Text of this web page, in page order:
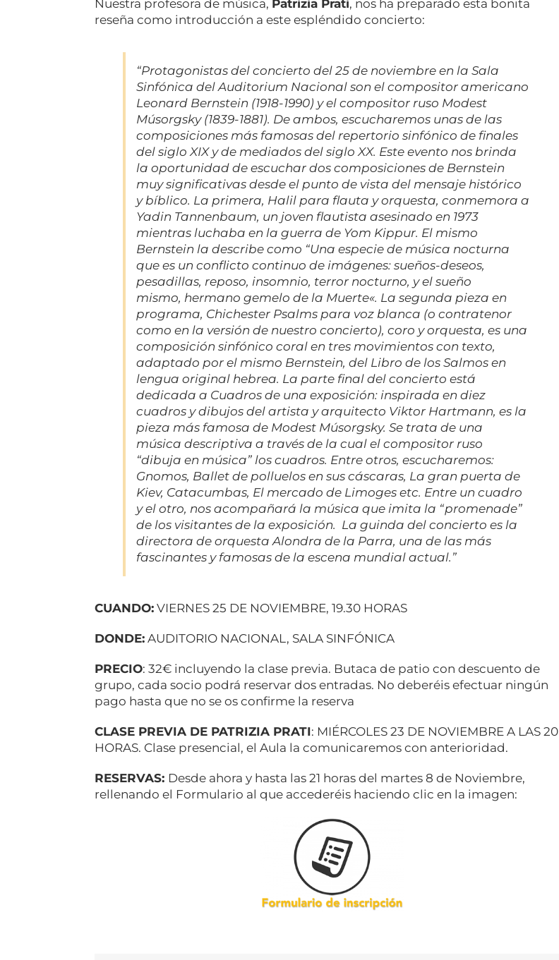
Nuestra profesora de música, Patrizia Prati, nos ha preparado esta bonita
reseña como introducción a este espléndido concierto:
“Protagonistas del concierto del 25 de noviembre en la Sala
Sinfónica del Auditorium Nacional son el compositor americano
Leonard Bernstein (1918-1990) y el compositor ruso Modest
Músorgsky (1839-1881). De ambos, escucharemos unas de las
composiciones más famosas del repertorio sinfónico de finales
del siglo XIX y de mediados del siglo XX. Este evento nos brinda
la oportunidad de escuchar dos composiciones de Bernstein
muy significativas desde el punto de vista del mensaje histórico
y bíblico. La primera, Halil para flauta y orquesta,conmemora a
Yadin Tannenbaum, un joven flautista asesinado en 1973
mientras luchaba en la guerra de Yom Kippur. El mismo
Bernstein la describe como “Una especie de música nocturna
que es un conflicto continuo de imágenes: sueños-deseos,
pesadillas, reposo, insomnio, terror nocturno, y el sueño
mismo, hermano gemelo de la Muerte«. La segunda pieza en
programa, Chichester Psalms para voz blanca (o contratenor
como en la versión de nuestro concierto), coro y orquesta, es una
composición sinfónico coral en tres movimientos con texto,
adaptado por el mismo Bernstein, del Libro de los Salmos en
lengua original hebrea. La parte final del concierto está
dedicada a Cuadros de una exposición: inspirada en diez
cuadros y dibujos del artista y arquitecto Viktor Hartmann, es la
pieza más famosa de Modest Músorgsky. Se trata de una
música descriptiva a través de la cual el compositor ruso
“dibuja en música” los cuadros. Entre otros, escucharemos:
Gnomos, Ballet de polluelos en sus cáscaras, La gran puerta de
Kiev, Catacumbas, El mercado de Limoges etc. Entre un cuadro
y el otro, nos acompañará la música que imita la “promenade”
de los visitantes de la exposición. La guinda del concierto es la
directora de orquesta Alondra de la Parra, una de las más
fascinantes y famosas de la escena mundial actual.”
CUANDO: VIERNES 25 DE NOVIEMBRE, 19.30 HORAS
DONDE: AUDITORIO NACIONAL, SALA SINFÓNICA
PRECIO: 32€ incluyendo la clase previa. Butaca de patio con descuento de
grupo, cada socio podrá reservar dos entradas. No deberéis efectuar ningún
pago hasta que no se os confirme la reserva
CLASE PREVIA DE PATRIZIA PRATI: MIÉRCOLES 23 DE NOVIEMBRE A LAS 20
HORAS. Clase presencial, el Aula la comunicaremos con anterioridad.
RESERVAS: Desde ahora y hasta las 21 horas del martes 8 de Noviembre,
rellenando el Formulario al que accederéis haciendo clic en la imagen: